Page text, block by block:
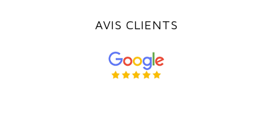
AVIS CLIENTS